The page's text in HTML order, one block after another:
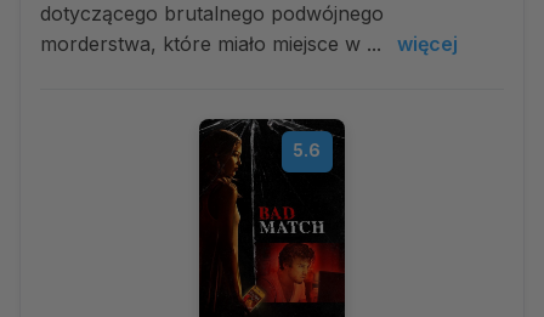
dotyczącego brutalnego podwójnego
morderstwa, które miało miejsce w ...
więcej
5.6